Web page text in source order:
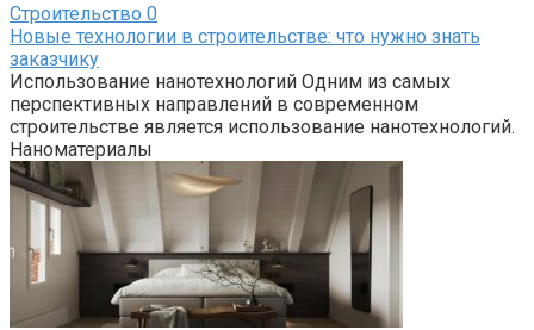
Строительство 0
Новые технологии в строительстве: что нужно знать
заказчику
Использование нанотехнологий Одним из самых
перспективных направлений в современном
строительстве является использование нанотехнологий.
Наноматериалы